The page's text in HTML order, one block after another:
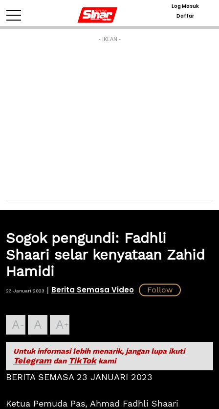
Log Masuk
Daftar
- IKLAN -
Sogok pengundi: Fadhli
Shaari selar kenyataan Zahid
Hamidi
23 Januari 2023 | Berita Semasa Video
A A A
Untuk informasi lebih menarik, jangan lupa ikuti
Telegramdan TikTokkami
BERITA SEMASA 23 JANUARI 2023
Ketua Pemuda Pas, Ahmad Fadhli Shaari